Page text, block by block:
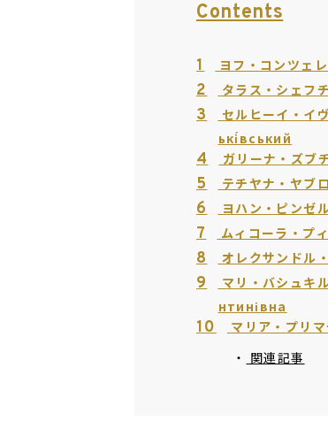
Contents
1 ヨフ・コンツ
2 タラス・シェ
3
セルヒーイ・イ
ькі́вський
4 ガリーナ・ズ
5 テチヤナ・ヤ
6 ヨハン・ピン
7 ムィコーラ・
8 オレクサンド
9
マリ・バシュキ
нтинівна
10
マリア・プリ
関連記事